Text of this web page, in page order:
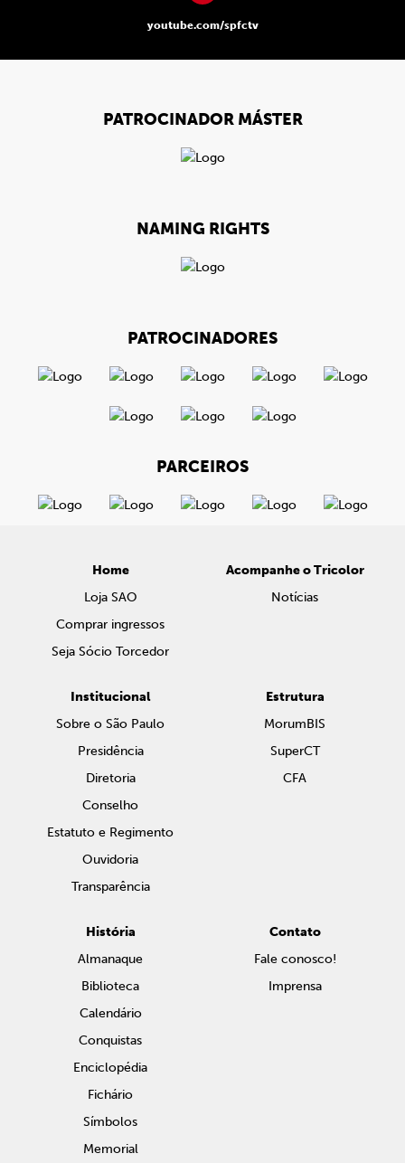
youtube.com/spfctv
PATROCINADOR MÁSTER
NAMING RIGHTS
PATROCINADORES
PARCEIROS
Home
Loja SAO
Comprar ingressos
Seja Sócio Torcedor
Acompanhe o Tricolor
Notícias
Institucional
Sobre o São Paulo
Presidência
Diretoria
Conselho
Estatuto e Regimento
Ouvidoria
Transparência
Estrutura
MorumBIS
SuperCT
CFA
História
Almanaque
Biblioteca
Calendário
Conquistas
Enciclopédia
Fichário
Símbolos
Memorial
Contato
Fale conosco!
Imprensa